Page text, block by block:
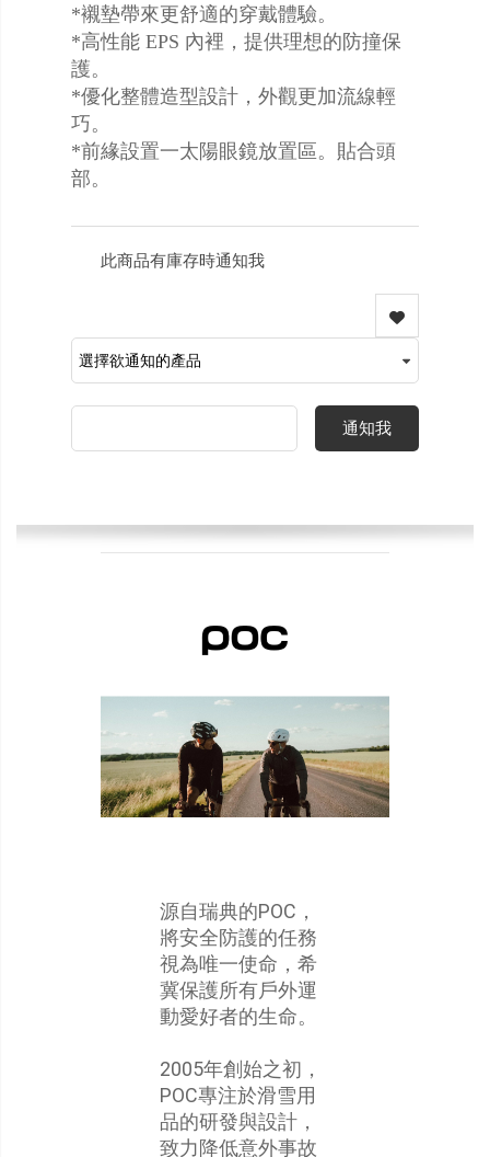
*襯墊帶來更舒適的穿戴體驗。
*高性能 EPS 內裡，提供理想的防撞保
護。
*優化整體造型設計，外觀更加流線輕
巧。
*前緣設置一太陽眼鏡放置區。貼合頭
部。
此商品有庫存時通知我
通知我
源自瑞典的POC，
將安全防護的任務
視為唯一使命，希
冀保護所有戶外運
動愛好者的生命。
2005年創始之初，
POC專注於滑雪用
品的研發與設計，
致力降低意外事故